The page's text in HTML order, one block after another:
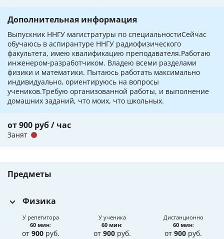
Дополнительная информация
Выпускник ННГУ магистратуры по специальностиСейчас
обучаюсь в аспирантуре ННГУ радиофизического
факультета, имею квалификацию преподавателя.Работаю
инженером-разработчиком. Владею всеми разделами
физики и математики. Пытаюсь работать максимально
индивидуально, ориентируюсь на вопросы
учеников.Требую организованной работы, и выполнение
домашних заданий, что моих, что школьных.
от 900 руб / час
Занят
Предметы
Физика
У репетитора
60 мин:
от 900руб.
У ученика
60 мин:
от 900руб.
Дистанционно
60 мин:
от900 руб.